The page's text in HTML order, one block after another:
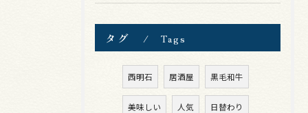
タグ Tags
西明石 居酒屋 黒毛和牛
美味しい 人気 日替わり